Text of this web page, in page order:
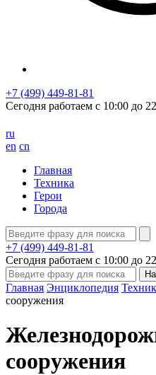
+7 (499) 449-81-81
Сегодня работаем с 10:00 до
ru
en cn
Главная
Техника
Герои
Города
+7 (499) 449-81-81
Сегодня работаем с 10:00 до
Главная Энциклопедия
сооружения
сооружения